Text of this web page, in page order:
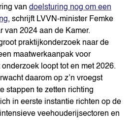
van doelsturing nog om een
, schrijft LVVN-minister Femke
van 2024 aan de Kamer.
praktijkonderzoek naar de
maatwerkaanpak voor
loopt tot en met 2026.
daarom op z’n vroegst
stappen te zetten richting
in eerste instantie richten op de
veehouderijsectoren en